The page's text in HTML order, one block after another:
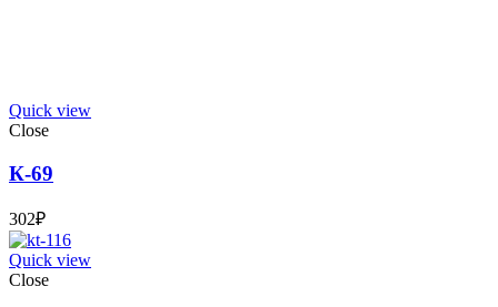
Quick view
Close
К-69
302₽
Quick view
Close